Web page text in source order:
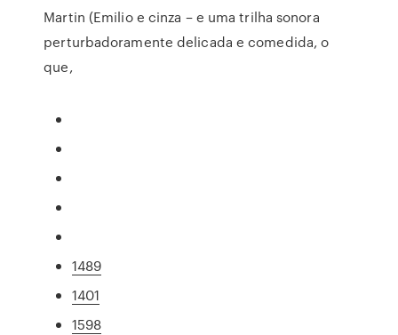
Martin (Emilio e cinza – e uma trilha sonora
perturbadoramente delicada e comedida, o
que,
1489
1401
1598